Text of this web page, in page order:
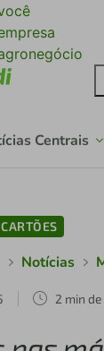
Centrais
Notícias
2 min